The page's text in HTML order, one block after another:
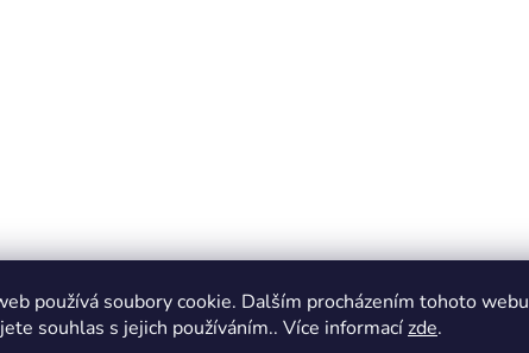
používá soubory cookie. Dalším procházením tohoto webu
souhlas s jejich používáním.. Více informacízde.